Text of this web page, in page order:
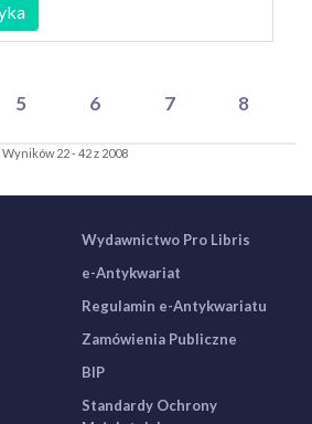
5 6 7 8
Wyników 22 - 42 z 2008
Wydawnictwo Pro Libris
e-Antykwariat
Regulamin e-Antykwariatu
Zamówienia Publiczne
BIP
Standardy Ochrony